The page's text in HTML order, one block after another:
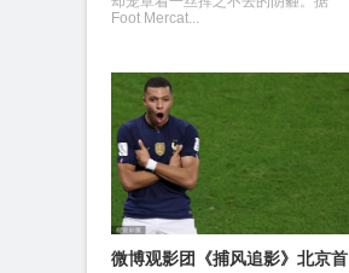
Foot Mercat...
微博观影团《捕风追影》北京首